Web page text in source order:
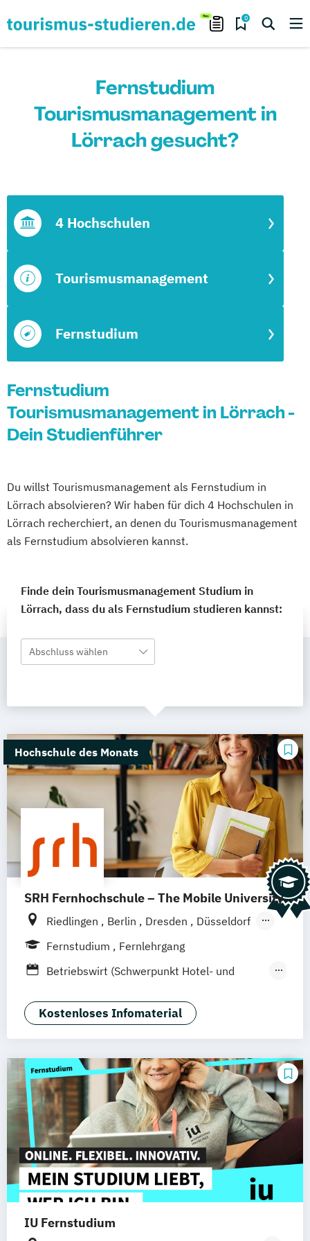
0
Fernstudium
Tourismusmanagement in
Lörrach gesucht?
Fernstudium
Tourismusmanagement
4 Hochschulen
Fernstudium
Tourismusmanagement in Lörrach -
Dein Studienführer
Du willst Tourismusmanagement als Fernstudium in
Lörrach absolvieren? Wir haben für dich 4 Hochschulen in
Lörrach recherchiert, an denen du Tourismusmanagement
als Fernstudium absolvieren kannst.
Finde dein Tourismusmanagement Studium in
Lörrach, dass du als Fernstudium studieren kannst:
Abschluss wählen
Hochschule des Monats
SRH Fernhochschule – The Mobile University
Riedlingen Berlin Dresden
Düsseldorf
Hamburg
Hannover Köln
Mannheim
Wertheim Wien
Frankfurt am Main Hamm Zürich
Fernstudium
Fernlehrgang
Betriebswirt (Schwerpunkt Hotel- und
Betriebswirtschaft und Hotelmanagement
Kostenloses Infomaterial
IU Fernstudium